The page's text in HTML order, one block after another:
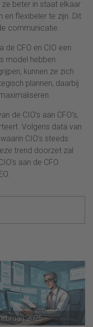
beter in staat elkaar
en flexibeler te zijn. Dit
communicatie.
de CFO en CIO een
model hebben
kunnen ze zich
plannen, daarbij
de CIO’s aan CFO’s,
Volgens data van
CIO’s steeds
trend doorzet zal
aan de CFO
2025